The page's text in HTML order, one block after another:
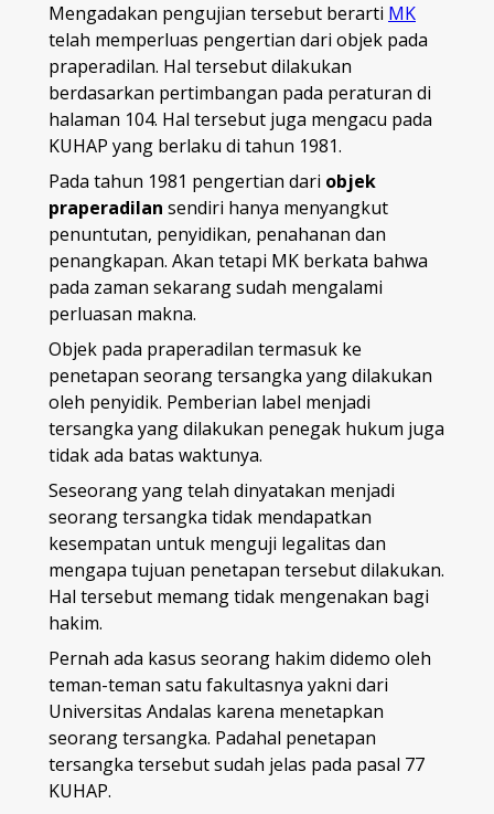
Mengadakan pengujian tersebut berarti MK
telah memperluas pengertian dari objek pada
praperadilan. Hal tersebut dilakukan
berdasarkan pertimbangan pada peraturan di
halaman 104. Hal tersebut juga mengacu pada
KUHAP yang berlaku di tahun 1981.
Pada tahun 1981 pengertian dari objek
praperadilan sendiri hanya menyangkut
penuntutan, penyidikan, penahanan dan
penangkapan. Akan tetapi MK berkata bahwa
pada zaman sekarang sudah mengalami
perluasan makna.
Objek pada praperadilan termasuk ke
penetapan seorang tersangka yang dilakukan
oleh penyidik. Pemberian label menjadi
tersangka yang dilakukan penegak hukum juga
tidak ada batas waktunya.
Seseorang yang telah dinyatakan menjadi
seorang tersangka tidak mendapatkan
kesempatan untuk menguji legalitas dan
mengapa tujuan penetapan tersebut dilakukan.
Hal tersebut memang tidak mengenakan bagi
hakim.
Pernah ada kasus seorang hakim didemo oleh
teman-teman satu fakultasnya yakni dari
Universitas Andalas karena menetapkan
seorang tersangka. Padahal penetapan
tersangka tersebut sudah jelas pada pasal 77
KUHAP.